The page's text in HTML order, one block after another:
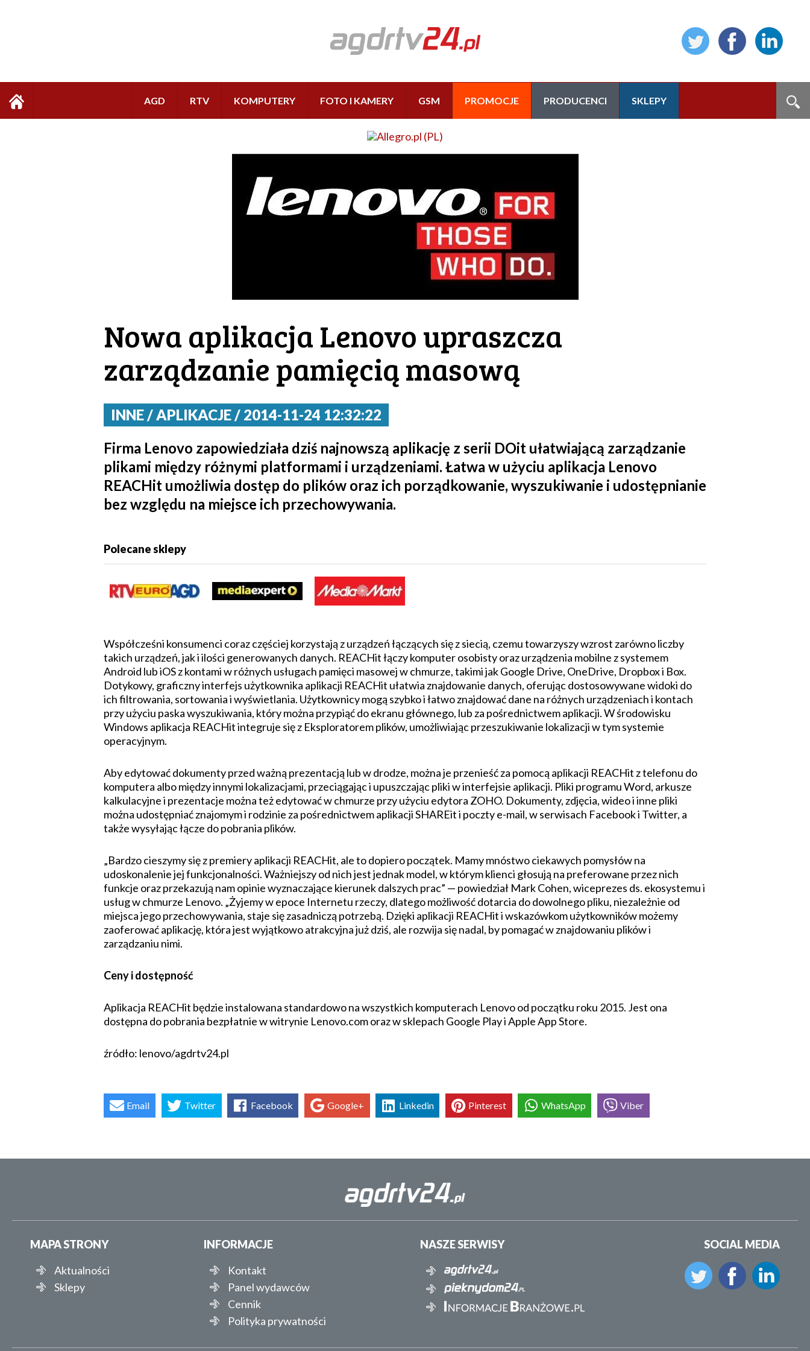
AGD RTV KOMPUTERY FOTO I KAMERY GSM PROMOCJE PRODUCENCI SKLEPY
Nowa aplikacja Lenovo upraszcza
zarządzanie pamięcią masową
INNE / APLIKACJE / 2014-11-24 12:32:22
Firma Lenovo zapowiedziała dziś najnowszą aplikację z serii DOit ułatwiającą zarządzanie
plikami między różnymi platformami i urządzeniami. Łatwa w użyciu aplikacja Lenovo
REACHit umożliwia dostęp do plików oraz ich porządkowanie, wyszukiwanie i udostępnianie
bez względu na miejsce ich przechowywania.
Polecane sklepy
Współcześni konsumenci coraz częściej korzystają z urządzeń łączących się z siecią, czemu towarzyszy wzrost zarówno liczby
takich urządzeń, jak i ilości generowanych danych. REACHit łączy komputer osobisty oraz urządzenia mobilne z systemem
Android lub iOS z kontami w różnych usługach pamięci masowej w chmurze, takimi jak Google Drive, OneDrive, Dropbox i Box.
Dotykowy, graficzny interfejs użytkownika aplikacji REACHit ułatwia znajdowanie danych, oferując dostosowywane widoki do
ich filtrowania, sortowania i wyświetlania. Użytkownicy mogą szybko i łatwo znajdować dane na różnych urządzeniach i kontach
przy użyciu paska wyszukiwania, który można przypiąć do ekranu głównego, lub za pośrednictwem aplikacji. W środowisku
Windows aplikacja REACHit integruje się z Eksploratorem plików, umożliwiając przeszukiwanie lokalizacji w tym systemie
operacyjnym.
Aby edytować dokumenty przed ważną prezentacją lub w drodze, można je przenieść za pomocą aplikacji REACHit z telefonu do
komputera albo między innymi lokalizacjami, przeciągając i upuszczając pliki w interfejsie aplikacji. Pliki programu Word, arkusze
kalkulacyjne i prezentacje można też edytować w chmurze przy użyciu edytora ZOHO. Dokumenty, zdjęcia, wideo i inne pliki
można udostępniać znajomym i rodzinie za pośrednictwem aplikacji SHAREit i poczty e-mail, w serwisach Facebook i Twitter, a
także wysyłając łącze do pobrania plików.
„Bardzo cieszymy się z premiery aplikacji REACHit, ale to dopiero początek. Mamy mnóstwo ciekawych pomysłów na
udoskonalenie jej funkcjonalności. Ważniejszy od nich jest jednak model, w którym klienci głosują na preferowane przez nich
funkcje oraz przekazują nam opinie wyznaczające kierunek dalszych prac” — powiedział Mark Cohen, wiceprezes ds. ekosystemu i
usług w chmurze Lenovo. „Żyjemy w epoce Internetu rzeczy, dlatego możliwość dotarcia do dowolnego pliku, niezależnie od
miejsca jego przechowywania, staje się zasadniczą potrzebą. Dzięki aplikacji REACHit i wskazówkom użytkowników możemy
zaoferować aplikację, która jest wyjątkowo atrakcyjna już dziś, ale rozwija się nadal, by pomagać w znajdowaniu plików i
zarządzaniu nimi.
Ceny i dostępność
Aplikacja REACHit będzie instalowana standardowo na wszystkich komputerach Lenovo od początku roku 2015. Jest ona
dostępna do pobrania bezpłatnie w witrynie Lenovo.com oraz w sklepach Google Play i Apple App Store.
źródło: lenovo/agdrtv24.pl
Email Twitter Facebook Google+ Linkedin Pinterest WhatsApp Viber
MAPA STRONY
Aktualności
Sklepy
INFORMACJE
Kontakt
Panel wydawców
Cennik
Polityka prywatności
NASZE SERWISY SOCIAL MEDIA